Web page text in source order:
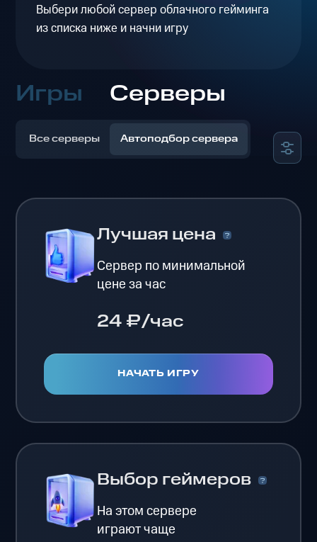
Выбери любой сервер облачного гейминга
из списка ниже и начни игру
Игры Серверы
Все серверы Автоподбор сервера
Лучшая цена
Сервер по минимальной
цене за час
24 ₽/час
НАЧАТЬ ИГРУ
Выбор геймеров
На этом сервере
играют чаще